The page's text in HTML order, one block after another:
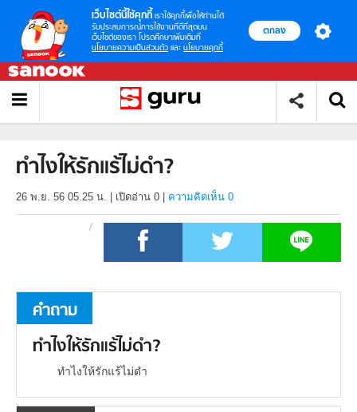
เว็บไซต์นี้ใช้คุกกี้ เราใช้คุกกี้เพื่อให้ท่านได้
รับประสบการณ์การใช้งานที่ดีที่สุดบน
เว็บไซต์ของเรา โปรดศึกษาเพิ่มเติมที่
นโยบายความเป็นส่วนตัว และ นโยบายคุกกี้
ตกลง
ทำไงให้รักแร้ไม่ดำ?
26 พ.ย. 56 05.25 น. เปิดอ่าน 0 ความคิดเห็น 0
คำถาม
ทำไงให้รักแร้ไม่ดำ?
ทำไงให้รักแร้ไม่ดำ